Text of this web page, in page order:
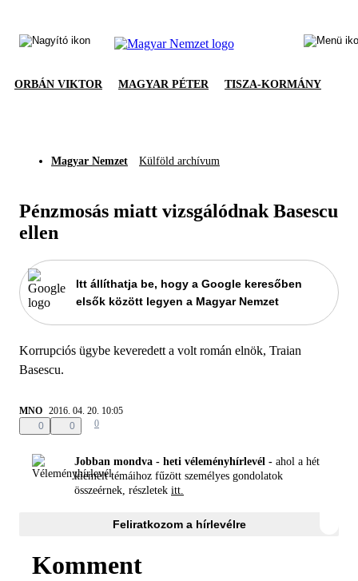
ORBÁN VIKTOR MAGYAR PÉTER TISZA-KORMÁNY
Magyar Nemzet Külföld archívum
Pénzmosás miatt vizsgálódnak Basescu
ellen
Itt állíthatja be, hogy a Google keresőben
elsők között legyen a Magyar Nemzet
Korrupciós ügybe keveredett a volt román elnök, Traian
Basescu.
MNO 2016. 04. 20. 10:05
0
0 0
Jobban mondva - heti véleményhírlevél - ahol a hét
kiemelt témáihoz fűzött személyes gondolatok
összeérnek, részletek itt.
Feliratkozom a hírlevélre
Komment